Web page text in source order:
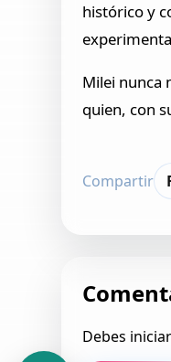
histórico y
Milei nunca
quien, con
Compartir
Debes